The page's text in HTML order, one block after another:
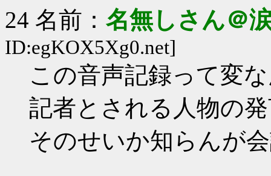
24 名前： 名無しさん＠
ID:egKOX5Xg0.net]
この音声記録って変
記者とされる人物の
そのせいか知らんが